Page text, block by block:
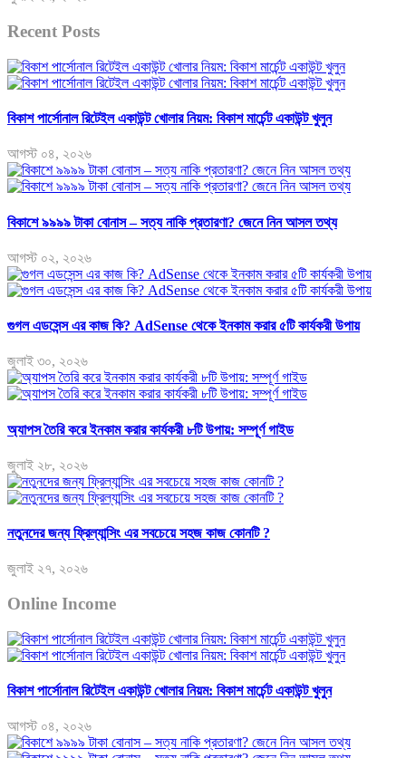
Recent Posts
বিকাশ পার্সোনাল রিটেইল একাউন্ট খোলার নিয়ম: বিকাশ মার্চেন্ট একাউন্ট খুলুন
আগস্ট ০৪, ২০২৬
বিকাশে ৯৯৯৯ টাকা বোনাস – সত্য নাকি প্রতারণা? জেনে নিন আসল তথ্য
আগস্ট ০২, ২০২৬
গুগল এডসেন্স এর কাজ কি? AdSense থেকে ইনকাম করার ৫টি কার্যকরী উপায়
জুলাই ৩০, ২০২৬
অ্যাপস তৈরি করে ইনকাম করার কার্যকরী ৮টি উপায়: সম্পূর্ণ গাইড
জুলাই ২৮, ২০২৬
নতুনদের জন্য ফ্রিল্যান্সিং এর সবচেয়ে সহজ কাজ কোনটি ?
জুলাই ২৭, ২০২৬
Online Income
বিকাশ পার্সোনাল রিটেইল একাউন্ট খোলার নিয়ম: বিকাশ মার্চেন্ট একাউন্ট খুলুন
আগস্ট ০৪, ২০২৬